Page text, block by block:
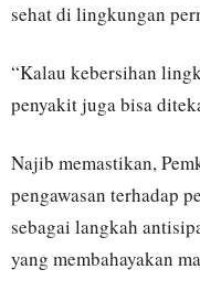
sehat di lingkungan
“Kalau kebersihan
penyakit juga bisa
Najib memastikan,
pengawasan terhadap
sebagai langkah
yang membahayakan